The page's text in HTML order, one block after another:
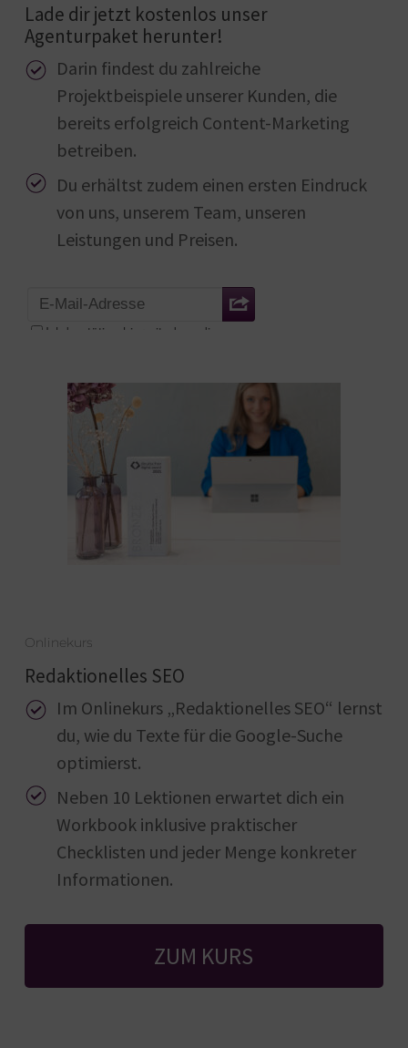
Lade dir jetzt kostenlos unser
Agenturpaket herunter!
Darin findest du zahlreiche
Projektbeispiele unserer Kunden, die
bereits erfolgreich Content-Marketing
betreiben.
Du erhältst zudem einen ersten Eindruck
von uns, unserem Team, unseren
Leistungen und Preisen.
Onlinekurs
Redaktionelles SEO
Im Onlinekurs „Redaktionelles SEO“ lernst
du, wie du Texte für die Google-Suche
optimierst.
Neben 10 Lektionen erwartet dich ein
Workbook inklusive praktischer
Checklisten und jeder Menge konkreter
Informationen.
ZUM KURS